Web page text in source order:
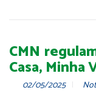
CMN
Casa, Minha
02/05/2025